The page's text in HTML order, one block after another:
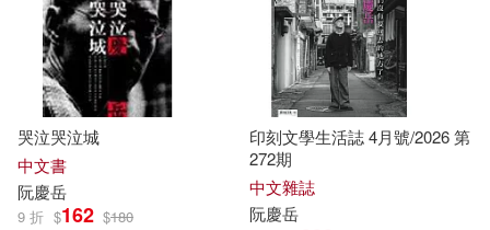
哭泣哭泣城
中文書
阮慶岳
9 折 $162 $180
印刻文學生活誌 4月號/2026 第
272期
中文雜誌
阮慶岳